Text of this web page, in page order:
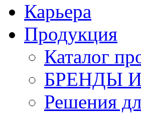
Карьера
Продукция
Каталог
БРЕНДЫ
Решения